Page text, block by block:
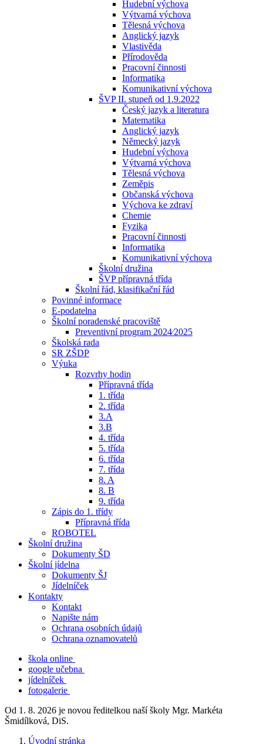
Hudební výchova
Výtvarná výchova
Tělesná výchova
Anglický jazyk
Vlastivěda
Přírodověda
Pracovní činnosti
Informatika
Komunikativní výchova
ŠVP II. stupeň od 1.9.2022
Český jazyk a literatura
Matematika
Anglický jazyk
Německý jazyk
Hudební výchova
Výtvarná výchova
Tělesná výchova
Zeměpis
Občanská výchova
Výchova ke zdraví
Chemie
Fyzika
Pracovní činnosti
Informatika
Komunikativní výchova
Školní družina
ŠVP přípravná třída
Školní řád, klasifikační řád
Povinné informace
E-podatelna
Školní poradenské pracoviště
Preventivní program 2024⁄2025
Školská rada
SR ZŠDP
Výuka
Rozvrhy hodin
Přípravná třída
1. třída
2. třída
3.A
3.B
4. třída
5. třída
6. třída
7. třída
8. A
8. B
9. třída
Zápis do 1. třídy
Přípravná třída
ROBOTEL
Školní družina
Dokumenty ŠD
Školní jídelna
Dokumenty ŠJ
Jídelníček
Kontakty
Kontakt
Napište nám
Ochrana osobních údajů
Ochrana oznamovatelů
škola online
google učebna
jídelníček
fotogalerie
Od 1. 8. 2026 je novou ředitelkou naší školy Mgr. Markéta
Šmidílková, DiS.
Úvodní stránka